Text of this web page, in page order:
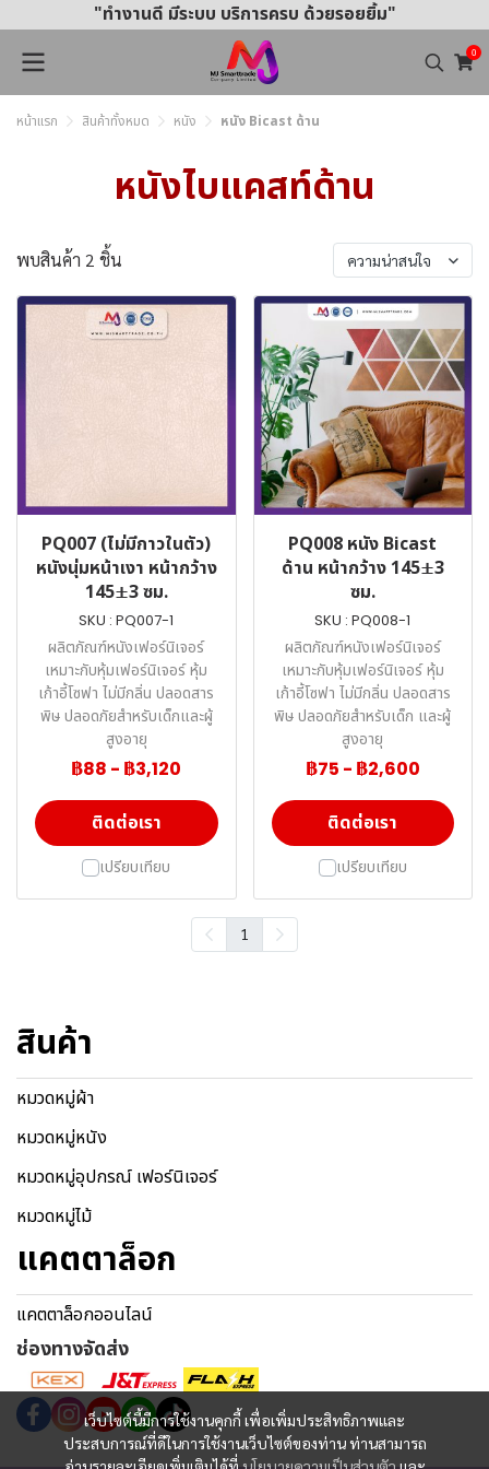
"ทำงานดี มีระบบ บริการครบ ด้วยรอยยิ้ม"
0
หน้าแรก สินค้าทั้งหมด หนัง หนัง Bicast ด้าน
หนังไบแคสท์ด้าน
พบสินค้า 2 ชิ้น ความน่าสนใจ
PQ007 (ไม่มีกาวในตัว)
หนังนุ่มหน้าเงา หน้ากว้าง
145±3 ซม.
SKU : PQ007-1
ผลิตภัณฑ์หนังเฟอร์นิเจอร์
เหมาะกับหุ้มเฟอร์นิเจอร์ หุ้ม
เก้าอี้โซฟา ไม่มีกลิ่น ปลอดสาร
พิษ ปลอดภัยสำหรับเด็กและผู้
สูงอายุ
฿88 - ฿3,120
ติดต่อเรา
เปรียบเทียบ
PQ008 หนัง Bicast
ด้าน หน้ากว้าง 145±3
ซม.
SKU : PQ008-1
ผลิตภัณฑ์หนังเฟอร์นิเจอร์
เหมาะกับหุ้มเฟอร์นิเจอร์ หุ้ม
เก้าอี้โซฟา ไม่มีกลิ่น ปลอดสาร
พิษ ปลอดภัยสำหรับเด็ก และผู้
สูงอายุ
฿75 - ฿2,600
ติดต่อเรา
เปรียบเทียบ
1
เว็บไซต์นี้มีการใช้งานคุกกี้ เพื่อเพิ่มประสิทธิภาพและ
ประสบการณ์ที่ดีในการใช้งานเว็บไซต์ของท่าน ท่านสามารถ
สินค้า
หมวดหมู่ผ้า
หมวดหมู่หนัง
หมวดหมู่อุปกรณ์ เฟอร์นิเจอร์
หมวดหมู่ไม้
แคตตาล็อก
แคตตาล็อกออนไลน์
ช่องทางจัดส่ง